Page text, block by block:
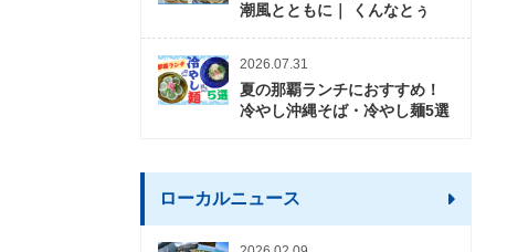
潮風とともに｜ くんなとぅ
2026.07.31
夏の那覇ランチにおすすめ！
冷やし沖縄そば・冷やし麺5選
ローカルニュース